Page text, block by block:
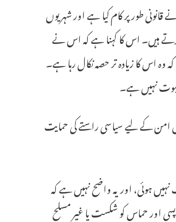
طور پر کام کیا ہے اور شہریوں
کرتے ہیں۔ اس کا کہنا ہے کہ اس نے
وہ اس کا زیادہ تر حصہ نکال رہا ہے۔
ثبوت نہیں ہے۔
امن کے لیے سیاسی راستے کی حمایت
ہوئی، اور یہ واضح نہیں ہے کہ
اور حماس کو شکست یا غیر مسلح